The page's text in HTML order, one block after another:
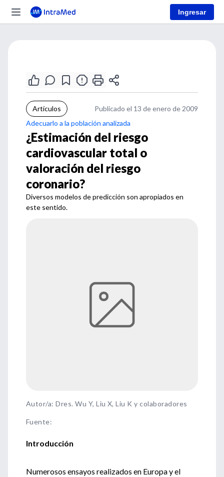
Ingresar
Artículos
Publicado el 13 de enero de 2009
Adecuarlo a la población analizada
¿Estimación del riesgo
cardiovascular total o
valoración del riesgo
coronario?
Diversos modelos de predicción son apropiados en
este sentido.
Autor/a: Dres. Wu Y, Liu X, Liu K y colaboradores
Fuente:
Introducción
Numerosos ensayos realizados en Europa y el